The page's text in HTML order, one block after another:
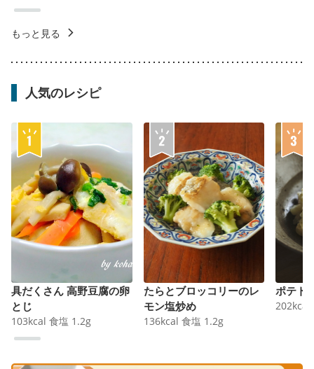
もっと見る
人気のレシピ
具だくさん 高野豆腐の卵
とじ
103kcal 食塩 1.2g
たらとブロッコリーのレ
モン塩炒め
136kcal 食塩 1.2g
ポテト
202kcal